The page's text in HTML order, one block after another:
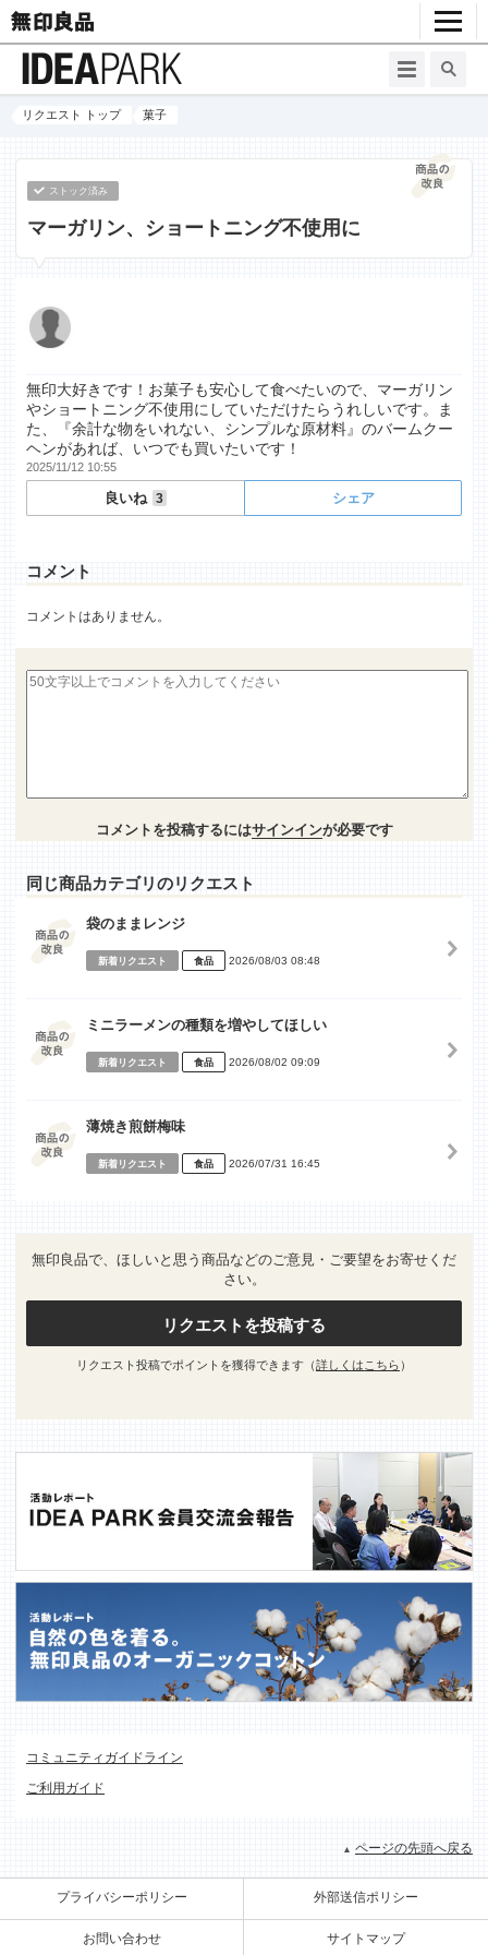
リクエスト トップ 菓子
ストック済み
マーガリン、ショートニング不使用に
無印大好きです！お菓子も安心して食べたいので、マーガリン
やショートニング不使用にしていただけたらうれしいです。ま
た、『余計な物をいれない、シンプルな原材料』のバームクー
ヘンがあれば、いつでも買いたいです！
2025/11/12 10:55
良いね 3 シェア
コメント
コメントはありません。
コメントを投稿するにはサインインが必要です
同じ商品カテゴリのリクエスト
袋のままレンジ
新着リクエスト 食品 2026/08/03 08:48
ミニラーメンの種類を増やしてほしい
新着リクエスト 食品 2026/08/02 09:09
薄焼き煎餅梅味
新着リクエスト 食品 2026/07/31 16:45
無印良品で、ほしいと思う商品などのご意見・ご要望をお寄せくだ
さい。
リクエストを投稿する
リクエスト投稿でポイントを獲得できます（詳しくはこちら ）
コミュニティガイドライン
ご利用ガイド
ページの先頭へ戻る
プライバシーポリシー 外部送信ポリシー
お問い合わせ サイトマップ